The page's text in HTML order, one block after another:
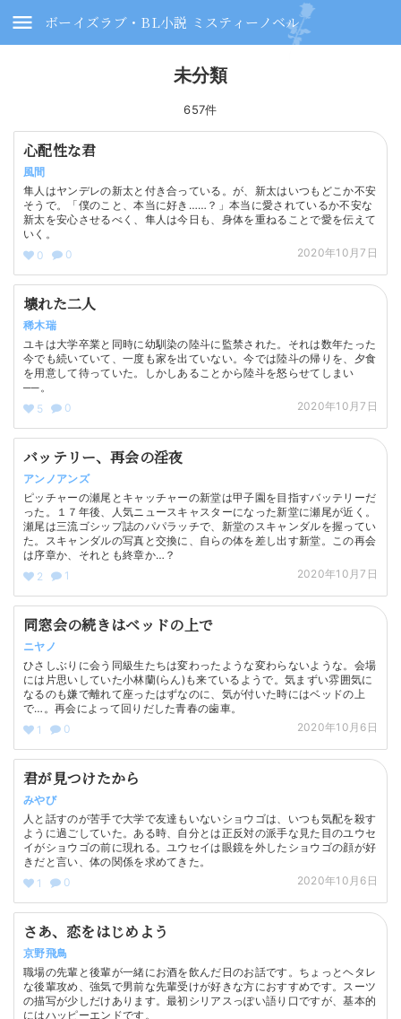
ボーイズラブ・BL小説 ミスティーノベル
未分類
657件
心配性な君
風間
隼人はヤンデレの新太と付き合っている。が、新太はいつもどこか不安
そうで。「僕のこと、本当に好き……？」本当に愛されているか不安な
新太を安心させるべく、隼人は今日も、身体を重ねることで愛を伝えて
いく。
0
0 2020年10月7日
壊れた二人
稀木瑞
ユキは大学卒業と同時に幼馴染の陸斗に監禁された。それは数年たった
今でも続いていて、一度も家を出ていない。今では陸斗の帰りを、夕食
を用意して待っていた。しかしあることから陸斗を怒らせてしまい
──。
5
0 2020年10月7日
バッテリー、再会の淫夜
アンノアンズ
ピッチャーの瀬尾とキャッチャーの新堂は甲子園を目指すバッテリーだ
った。１７年後、人気ニュースキャスターになった新堂に瀬尾が近く。
瀬尾は三流ゴシップ誌のパパラッチで、新堂のスキャンダルを握ってい
た。スキャンダルの写真と交換に、自らの体を差し出す新堂。この再会
は序章か、それとも終章か…？
2
1 2020年10月7日
同窓会の続きはベッドの上で
ニヤノ
ひさしぶりに会う同級生たちは変わったような変わらないような。会場
には片思いしていた小林蘭(らん)も来ているようで。気まずい雰囲気に
なるのも嫌で離れて座ったはずなのに、気が付いた時にはベッドの上
で…。再会によって回りだした青春の歯車。
1
0 2020年10月6日
君が見つけたから
みやび
人と話すのが苦手で大学で友達もいないショウゴは、いつも気配を殺す
ように過ごしていた。ある時、自分とは正反対の派手な見た目のユウセ
イがショウゴの前に現れる。ユウセイは眼鏡を外したショウゴの顔が好
きだと言い、体の関係を求めてきた。
1
0 2020年10月6日
さあ、恋をはじめよう
京野飛鳥
職場の先輩と後輩が一緒にお酒を飲んだ日のお話です。ちょっとヘタレ
な後輩攻め、強気で男前な先輩受けが好きな方におすすめです。スーツ
の描写が少しだけあります。最初シリアスっぽい語り口ですが、基本的
にはハッピーエンドです。